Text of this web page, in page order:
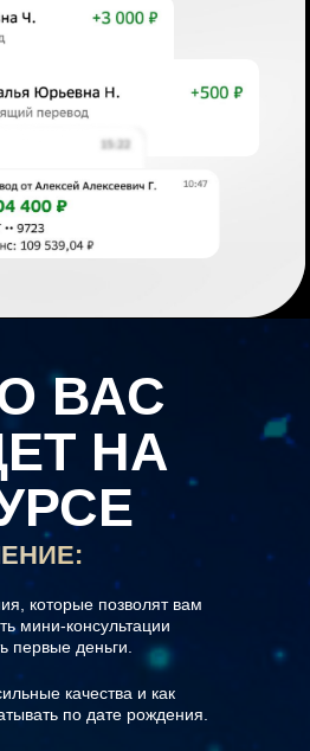
ВАС
НА
которые позволят вам
мини-консультации
первые деньги.
качества и как
по дате рождения.